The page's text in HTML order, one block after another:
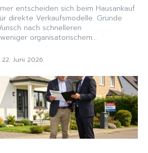
entscheiden sich beim Hausankauf
direkte Verkaufsmodelle. Gründe
nach schnelleren
organisatorischem...
22. Juni 2026